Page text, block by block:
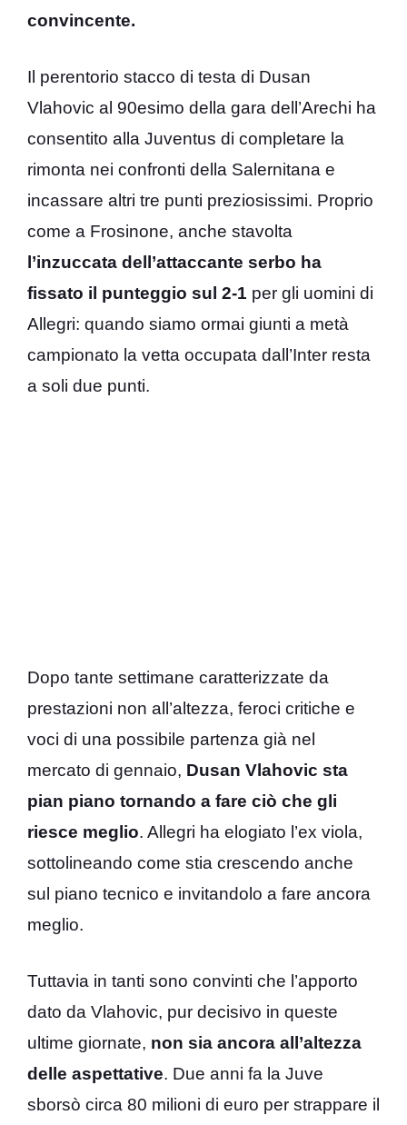
convincente.
Il perentorio stacco di testa di Dusan
Vlahovic al 90esimo della gara dell’Arechi ha
consentito alla Juventus di completare la
rimonta nei confronti della Salernitana e
incassare altri tre punti preziosissimi. Proprio
come a Frosinone, anche stavolta
l’inzuccata dell’attaccante serbo ha
fissato il punteggio sul 2-1 per gli uomini di
Allegri: quando siamo ormai giunti a metà
campionato la vetta occupata dall’Inter resta
a soli due punti.
Dopo tante settimane caratterizzate da
prestazioni non all’altezza, feroci critiche e
voci di una possibile partenza già nel
mercato di gennaio, Dusan Vlahovic sta
pian piano tornando a fare ciò che gli
riesce meglio. Allegri ha elogiato l’ex viola,
sottolineando come stia crescendo anche
sul piano tecnico e invitandolo a fare ancora
meglio.
Tuttavia in tanti sono convinti che l’apporto
dato da Vlahovic, pur decisivo in queste
ultime giornate, non sia ancora all’altezza
delle aspettative. Due anni fa la Juve
sborsò circa 80 milioni di euro per strappare il